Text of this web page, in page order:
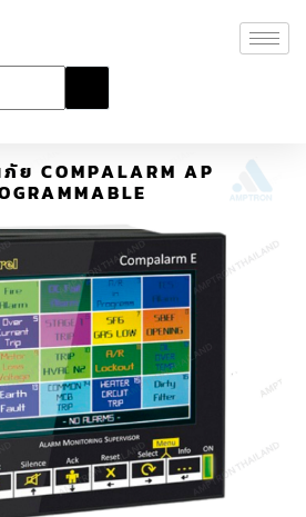
ย COMPALARM AP